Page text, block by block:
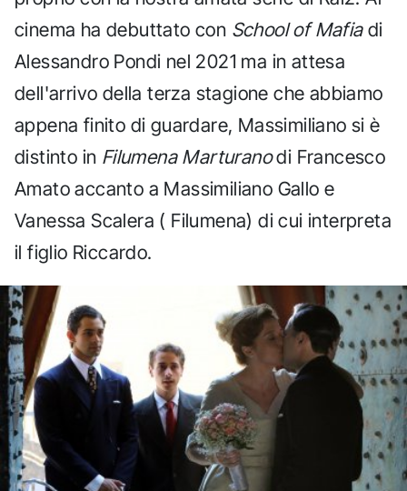
cinema ha debuttato con School of Mafiadi
Alessandro Pondi nel 2021 ma in attesa
dell'arrivo della terza stagione che abbiamo
appena finito di guardare, Massimiliano si è
distinto in Filumena Marturanodi Francesco
Amato accanto a Massimiliano Gallo e
Vanessa Scalera ( Filumena) di cui interpreta
il figlio Riccardo.